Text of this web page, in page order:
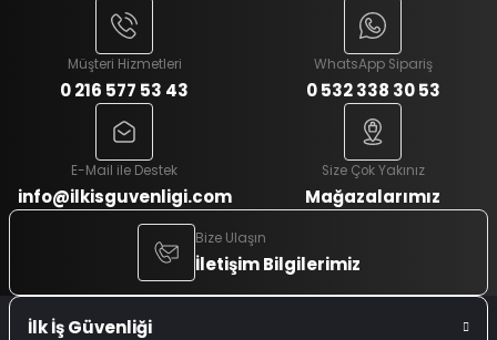
Müşteri Hizmetleri
0 216 577 53 43
WhatsApp Sipariş
0 532 338 30 53
E-Mail ile Destek
info@ilkisguvenligi.com
Size Çok Yakınız
Mağazalarımız
Bize Ulaşın
İletişim Bilgilerimiz
İlk İş Güvenliği